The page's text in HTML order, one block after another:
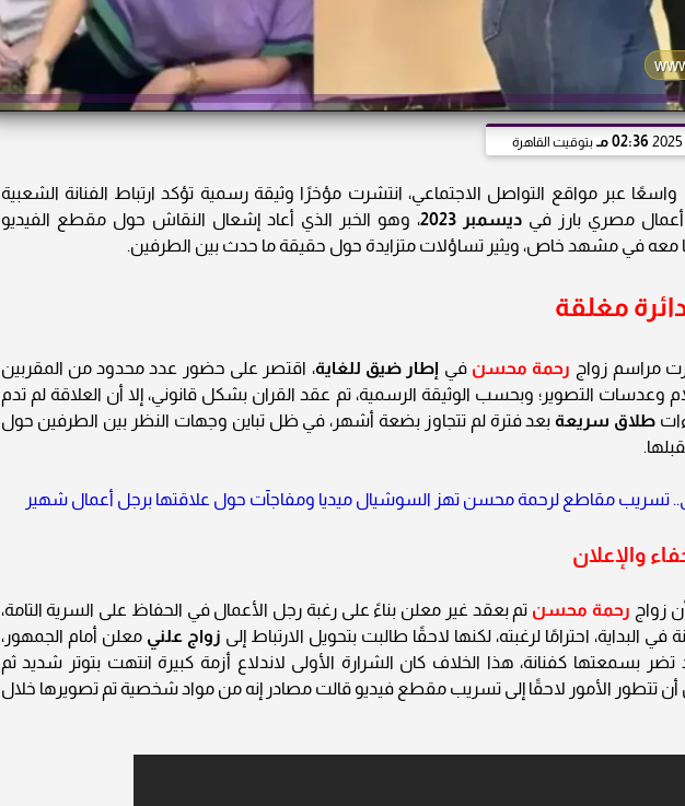
02:36 مـ بتوقيت القاهرة
واسعًا عبر مواقع التواصل الاجتماعي، انتشرت مؤخرًا وثيقة رسمية تؤكد ارتباط الفنانة الشعبية
مصري بارز في ديسمبر 2023
، وهو الخبر الذي أعاد إشعال النقاش حول مقطع الفيديو
معه في مشهد خاص، ويثير تساؤلات متزايدة حول حقيقة ما حدث بين الطرفين.
مغلقة
مراسم زواج رحمة محسن في إطار ضيق للغاية، اقتصر على حضور عدد محدود من المقربين
وعدسات التصوير؛ وبحسب الوثيقة الرسمية، تم عقد القران بشكل قانوني، إلا أن العلاقة لم تدم
طلاق سريعةبعد فترة لم تتجاوز بضعة أشهر، في ظل تباين وجهات النظر بين الطرفين حول
تسريب مقاطع لرحمة محسن تهز السوشيال ميديا ومفاجآت حول علاقتها برجل أعمال شهير
والإعلان
زواج رحمة محسن تم بعقد غير معلن بناءً على رغبة رجل الأعمال في الحفاظ على السرية التامة،
البداية، احترامًا لرغبته، لكنها لاحقًا طالبت بتحويل الارتباط إلى زواج علني معلن أمام الجمهور،
بسمعتها كفنانة، هذا الخلاف كان الشرارة الأولى لاندلاع أزمة كبيرة انتهت بتوتر شديد ثم
أن تتطور الأمور لاحقًا إلى تسريب مقطع فيديو قالت مصادر إنه من مواد شخصية تم تصويرها خلال